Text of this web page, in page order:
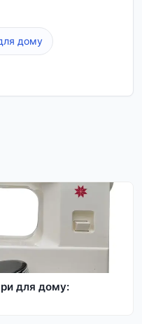
окремих одиниць.
рушників стануть
будь-яке свято.
пропонуючи
дому
для дому: